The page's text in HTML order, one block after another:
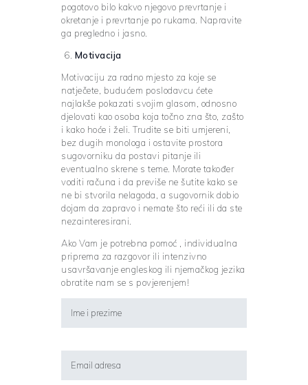
pogotovo bilo kakvo njegovo prevrtanje i
okretanje i prevrtanje po rukama. Napravite
ga pregledno i jasno.
Motivacija
Motivaciju za radno mjesto za koje se
natječete, budućem poslodavcu ćete
najlakše pokazati svojim glasom, odnosno
djelovati kao osoba koja točno zna što, zašto
i kako hoće i želi. Trudite se biti umjereni,
bez dugih monologa i ostavite prostora
sugovorniku da postavi pitanje ili
eventualno skrene s teme. Morate također
voditi računa i da previše ne šutite kako se
ne bi stvorila nelagoda, a sugovornik dobio
dojam da zapravo i nemate što reći ili da ste
nezainteresirani.
Ako Vam je potrebna pomoć , individualna
priprema za razgovor ili intenzivno
usavršavanje engleskog ili njemačkog jezika
obratite nam se s povjerenjem!